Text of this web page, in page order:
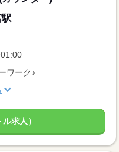
ワーク♪
求人）